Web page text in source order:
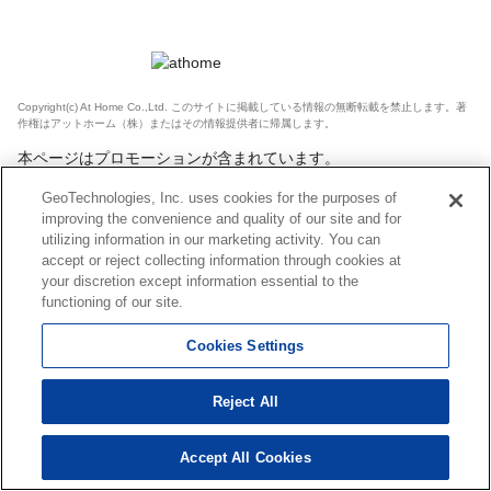
Copyright(c) At Home Co.,Ltd. このサイトに掲載している情報の無断転載を禁止します。著
作権はアットホーム（株）またはその情報提供者に帰属します。
本ページはプロモーションが含まれています。
GeoTechnologies, Inc. uses cookies for the purposes of
improving the convenience and quality of our site and for
utilizing information in our marketing activity. You can
accept or reject collecting information through cookies at
your discretion except information essential to the
functioning of our site.
Cookies Settings
Reject All
Accept All Cookies